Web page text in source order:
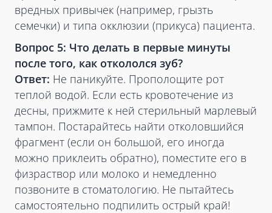
вредных привычек (например, грызть
семечки) и типа окклюзии (прикуса) пациента.
Вопрос 5: Что делать в первые минуты
после того, как откололся зуб?
Ответ: Не паникуйте. Прополощите рот
теплой водой. Если есть кровотечение из
десны, прижмите к ней стерильный марлевый
тампон. Постарайтесь найти отколовшийся
фрагмент (если он большой, его иногда
можно приклеить обратно), поместите его в
физраствор или молоко и немедленно
позвоните в стоматологию. Не пытайтесь
самостоятельно подпилить острый край!